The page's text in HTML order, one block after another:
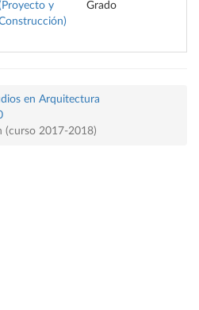
y
Grado
en Arquitectura
(curso 2017-2018)